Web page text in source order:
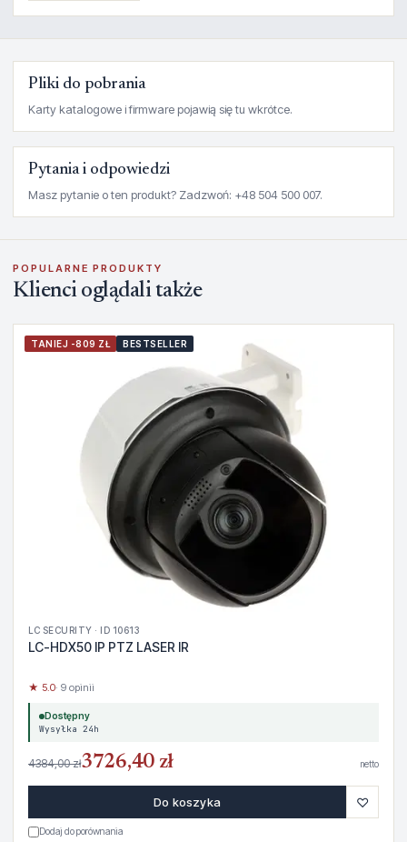
Pliki do pobrania
Karty katalogowe i firmware pojawią się tu wkrótce.
Pytania i odpowiedzi
Masz pytanie o ten produkt? Zadzwoń: +48 504 500 007.
POPULARNE PRODUKTY
Klienci oglądali także
TANIEJ -809 ZŁ BESTSELLER
LC SECURITY · ID 10613
LC-HDX50 IP PTZ LASER IR
★ 5.0· 9 opinii
Dostępny
Wysyłka 24h
4384,00 zł3726,40 zł netto
Do koszyka ♡
Dodaj do porównania